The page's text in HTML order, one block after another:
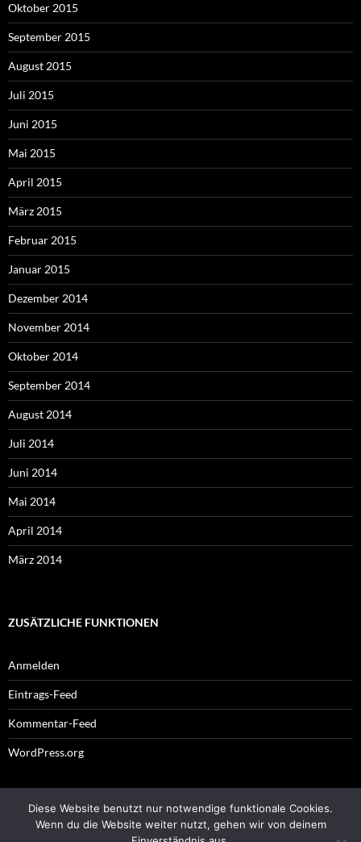
Oktober 2015
September 2015
August 2015
Juli 2015
Juni 2015
Mai 2015
April 2015
März 2015
Februar 2015
Januar 2015
Dezember 2014
November 2014
Oktober 2014
September 2014
August 2014
Juli 2014
Juni 2014
Mai 2014
April 2014
März 2014
ZUSÄTZLICHE FUNKTIONEN
Anmelden
Eintrags-Feed
Kommentar-Feed
WordPress.org
Impressum
Diese Website benutzt nur notwendige funktionale Cookies.
Wenn du die Website weiter nutzt, gehen wir von deinem